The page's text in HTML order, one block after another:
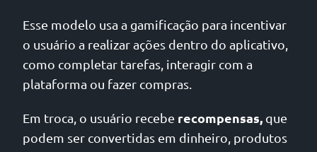
Esse modelo usa a gamificação para incentivar
o usuário a realizar ações dentro do aplicativo,
como completar tarefas, interagir com a
plataforma ou fazer compras.
Em troca, o usuário recebe recompensas, que
podem ser convertidas em dinheiro, produtos